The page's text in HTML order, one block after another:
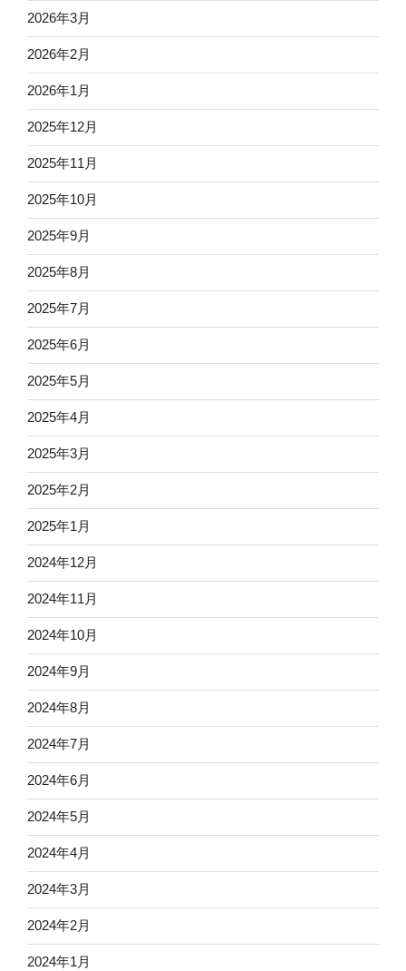
2026年3月
2026年2月
2026年1月
2025年12月
2025年11月
2025年10月
2025年9月
2025年8月
2025年7月
2025年6月
2025年5月
2025年4月
2025年3月
2025年2月
2025年1月
2024年12月
2024年11月
2024年10月
2024年9月
2024年8月
2024年7月
2024年6月
2024年5月
2024年4月
2024年3月
2024年2月
2024年1月